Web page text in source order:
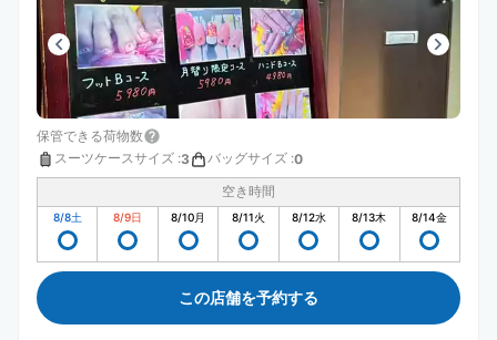
保管できる荷物数
スーツケースサイズ :3 バッグサイズ :0
空き時間
8/8土 8/9日 8/10月 8/11火 8/12水 8/13木 8/14金
この店舗を予約する